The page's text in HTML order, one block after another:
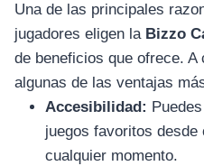
Una de las principales
jugadores eligen la Bizzo
de beneficios que ofrece. A
algunas de las ventajas
Accesibilidad:
juegos favoritos
cualquier momento.